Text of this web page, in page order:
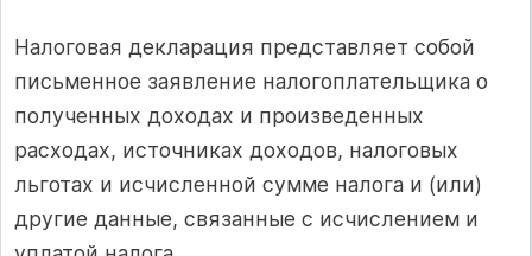
Налоговая декларация представляет собой
письменное заявление налогоплательщика о
полученных доходах и произведенных
расходах, источниках доходов, налоговых
льготах и исчисленной сумме налога и (или)
другие данные, связанные с исчислением и